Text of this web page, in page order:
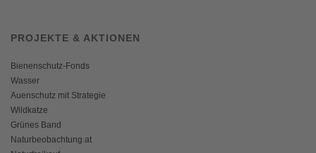
PROJEKTE & AKTIONEN
Bienenschutz-Fonds
Wasser
Auenschutz mit Strategie
Wildkatze
Grünes Band
Naturbeobachtung.at